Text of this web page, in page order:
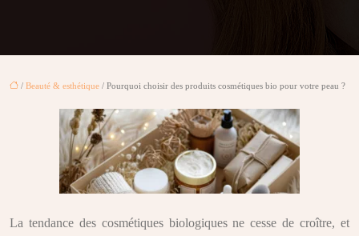
/ Beauté & esthétique / Pourquoi choisir des produits cosmétiques bio pour votre peau ?
La tendance des cosmétiques biologiques ne cesse de croître, et